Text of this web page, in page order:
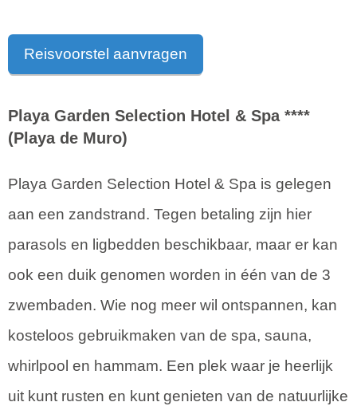
Reisvoorstel aanvragen
Playa Garden Selection Hotel & Spa ****
(Playa de Muro)
Playa Garden Selection Hotel & Spa is gelegen
aan een zandstrand. Tegen betaling zijn hier
parasols en ligbedden beschikbaar, maar er kan
ook een duik genomen worden in één van de 3
zwembaden. Wie nog meer wil ontspannen, kan
kosteloos gebruikmaken van de spa, sauna,
whirlpool en hammam. Een plek waar je heerlijk
uit kunt rusten en kunt genieten van de natuurlijke